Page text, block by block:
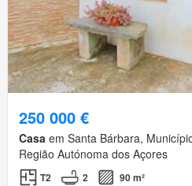
250 000 €
Casa em Santa Bárbara,
Região Autónoma dos Açores
T2 2 90 m²